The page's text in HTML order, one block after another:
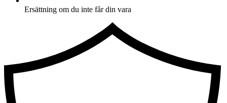
Ersättning om du inte får din vara